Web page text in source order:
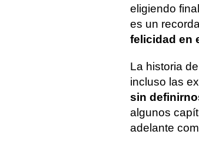
eligiendo
es un
felicidad en
La historia
incluso las
sin
algunos
adelante